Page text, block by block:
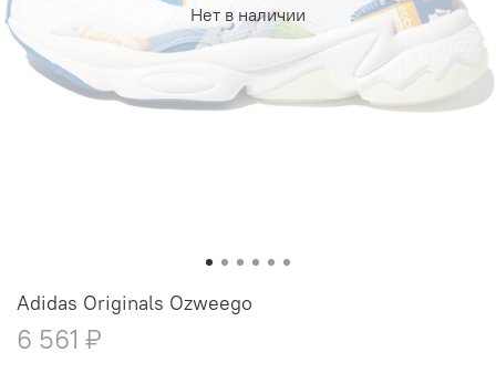
Нет в наличии
Adidas Originals Ozweego
6 561 ₽